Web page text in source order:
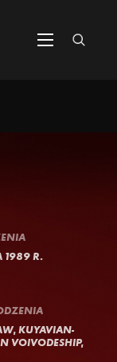
1989 R.
KUYAVIAN-
VOIVODESHIP,